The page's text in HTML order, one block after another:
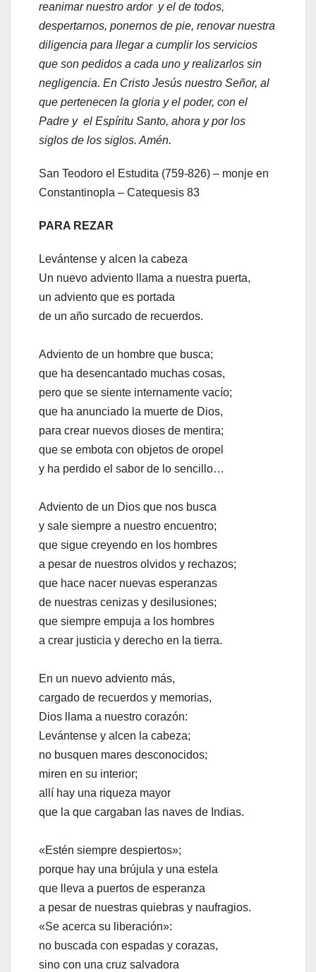
reanimar nuestro ardor y el de todos,
despertarnos, ponernos de pie, renovar nuestra
diligencia para llegar a cumplir los servicios
que son pedidos a cada uno y realizarlos sin
negligencia. En Cristo Jesús nuestro Señor, al
que pertenecen la gloria y el poder, con el
Padre y el Espíritu Santo, ahora y por los
siglos de los siglos. Amén.
San Teodoro el Estudita (759-826) – monje en
Constantinopla – Catequesis 83
PARA REZAR
Levántense y alcen la cabeza
Un nuevo adviento llama a nuestra puerta,
un adviento que es portada
de un año surcado de recuerdos.
Adviento de un hombre que busca;
que ha desencantado muchas cosas,
pero que se siente internamente vacío;
que ha anunciado la muerte de Dios,
para crear nuevos dioses de mentira;
que se embota con objetos de oropel
y ha perdido el sabor de lo sencillo…
Adviento de un Dios que nos busca
y sale siempre a nuestro encuentro;
que sigue creyendo en los hombres
a pesar de nuestros olvidos y rechazos;
que hace nacer nuevas esperanzas
de nuestras cenizas y desilusiones;
que siempre empuja a los hombres
a crear justicia y derecho en la tierra.
En un nuevo adviento más,
cargado de recuerdos y memorias,
Dios llama a nuestro corazón:
Levántense y alcen la cabeza;
no busquen mares desconocidos;
miren en su interior;
allí hay una riqueza mayor
que la que cargaban las naves de Indias.
«Estén siempre despiertos»;
porque hay una brújula y una estela
que lleva a puertos de esperanza
a pesar de nuestras quiebras y naufragios.
«Se acerca su liberación»:
no buscada con espadas y corazas,
sino con una cruz salvadora